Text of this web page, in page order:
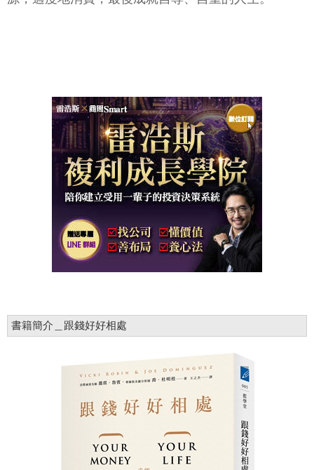
書籍簡介＿跟錢好好相處